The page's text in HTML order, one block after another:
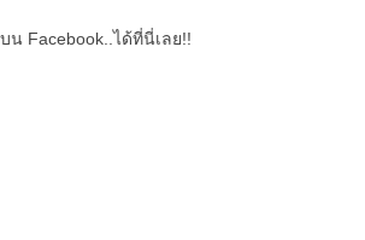
น Facebook..ได้ที่นี่เลย!!